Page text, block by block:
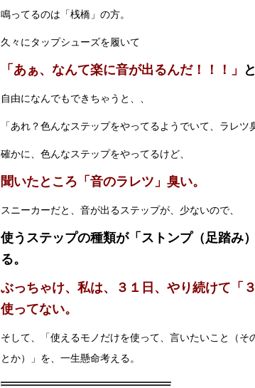
鳴ってるのは「桟橋」の方。
久々にタップシューズを履いて
「あぁ、なんて楽に音が出るんだ！！！」
自由になんでもできちゃうと、、
「あれ？色んなステップをやってるようでいて、ラレツ
確かに、色んなステップをやってるけど、
聞いたところ「音のラレツ」臭い。
スニーカーだと、音が出るステップが、少ないので、
使うステップの種類が「ストンプ（足踏み
る。
ぶっちゃけ、私は、３１日、やり続けて「
使ってない。
そして、「使えるモノだけを使って、言いたいこと（
とか）」を、一生懸命考える。